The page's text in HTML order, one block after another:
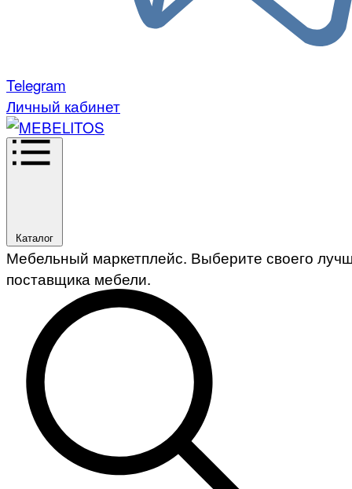
Telegram
Личный кабинет
Каталог
Мебельный маркетплейс. Выберите своего
поставщика мебели.